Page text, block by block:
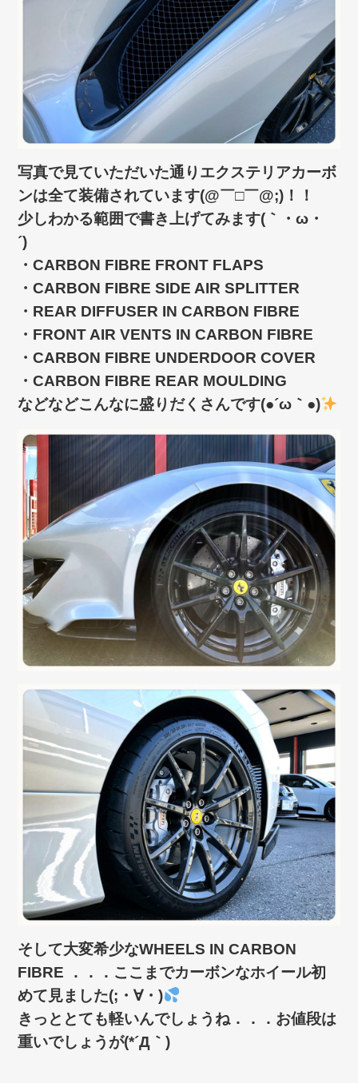
写真で見ていただいた通りエクステリアカーボ
ンは全て装備されています(@￣□￣@;)！！
少しわかる範囲で書き上げてみます(｀・ω・
´)ゞ
・CARBON FIBRE FRONT FLAPS
・CARBON FIBRE SIDE AIR SPLITTER
・REAR DIFFUSER IN CARBON FIBRE
・FRONT AIR VENTS IN CARBON FIBRE
・CARBON FIBRE UNDERDOOR COVER
・CARBON FIBRE REAR MOULDING
などなどこんなに盛りだくさんです(●´ω｀●)
そして大変希少なWHEELS IN CARBON
FIBRE ．．．ここまでカーボンなホイール初
めて見ました(;・∀・)
きっととても軽いんでしょうね．．．お値段は
重いでしょうが(*´Д｀)